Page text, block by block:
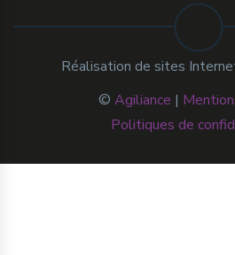
© Agiliance |
Politiques de
Réalisation de sites